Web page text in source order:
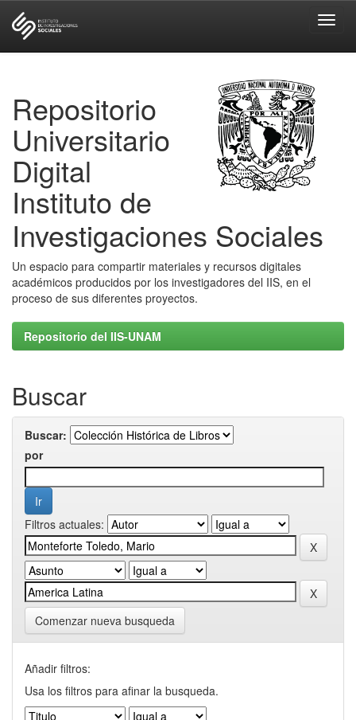
Repositorio
Universitario
Digital
Instituto de
Investigaciones Sociales
Un espacio para compartir materiales y recursos digitales
académicos producidos por los investigadores del IIS, en el
proceso de sus diferentes proyectos.
Repositorio del IIS-UNAM
Buscar
Buscar:
por
Filtros actuales:
Comenzar nueva busqueda
Añadir filtros:
Usa los filtros para afinar la busqueda.